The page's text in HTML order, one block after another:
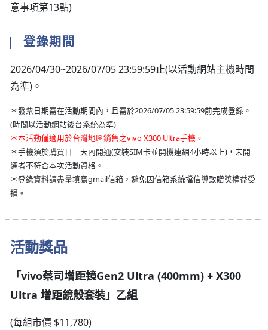
意事項第13點)
登錄期間
2026/04/30~2026/07/05 23:59:59止(以活動網站主機時間
為準)。
＊發票日期需在活動期間內，且需於2026/07/05 23:59:59前完成登錄。
(時間以活動網站後台系統為準)
＊本活動僅適用於台灣地區銷售之vivo X300 Ultra手機。
＊手機須於購買日三天內開通(安裝SIM卡並開機連網4小時以上)，未開
通者不符合本次活動資格。
＊登錄資料請盡量填寫gmail信箱，避免因信箱系統擋信導致贈獎權益受
損。
活動獎品
「vivo蔡司增距镜​Gen2 Ultra (400mm) + X300
Ultra 增距鏡殼套裝」乙組
(每組市價 $11,780)